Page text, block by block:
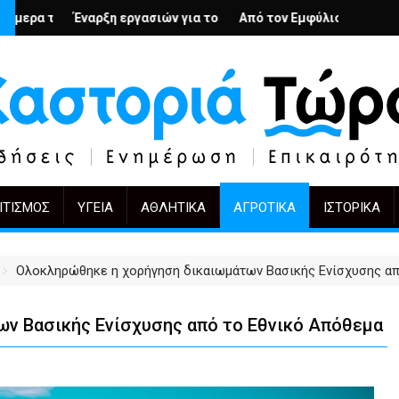
– Ο Άρμιν Βέγκνερ απέναντι στη λήθη
για το Κέντρο Ημέρας Ολικής Φροντίδας στην Καστοριά
Από τον Εμφύλιο στην Πόλωση: το ίδιο έργο,
KIFF 51: Η εικόνα
ΥΓΕΊΑ ΑΘΛΗΤΙΚΆ ΑΓΡΟΤΙΚΆ ΙΣΤΟΡΙΚΆ
Ολοκληρώθηκε η χορήγηση δικαιωμάτων Βασικής Ενίσχυσης
Βασικής Ενίσχυσης από το Εθνικό Απόθεμα